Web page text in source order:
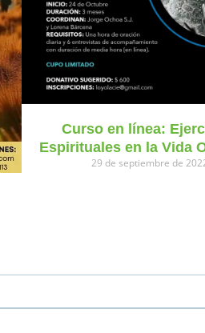
Curso en línea:
Espirituales en la Vida
29 de septiembre de